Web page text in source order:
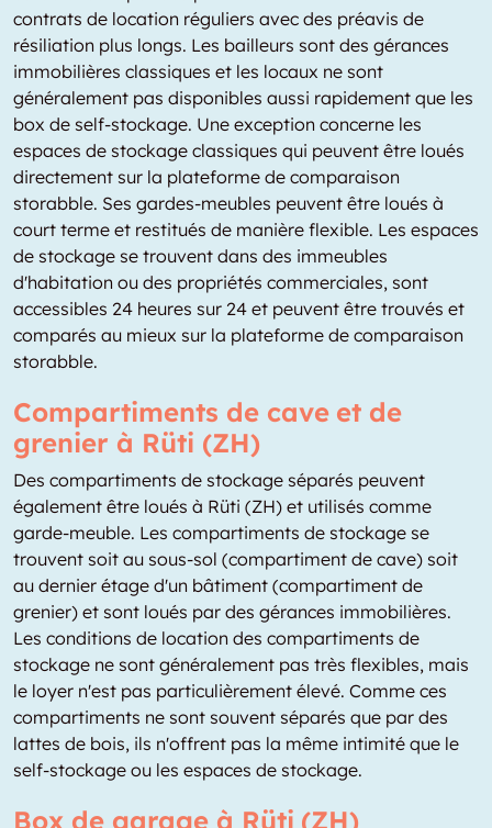
contrats de location réguliers avec des préavis de
résiliation plus longs. Les bailleurs sont des gérances
immobilières classiques et les locaux ne sont
généralement pas disponibles aussi rapidement que les
box de self-stockage. Une exception concerne les
espaces de stockage classiques qui peuvent être loués
directement sur la plateforme de comparaison
storabble. Ses gardes-meubles peuvent être loués à
court terme et restitués de manière flexible. Les espaces
de stockage se trouvent dans des immeubles
d'habitation ou des propriétés commerciales, sont
accessibles 24 heures sur 24 et peuvent être trouvés et
comparés au mieux sur la plateforme de comparaison
storabble.
Compartiments de cave et de
grenier à Rüti (ZH)
Des compartiments de stockage séparés peuvent
également être loués à Rüti (ZH) et utilisés comme
garde-meuble. Les compartiments de stockage se
trouvent soit au sous-sol (compartiment de cave) soit
au dernier étage d'un bâtiment (compartiment de
grenier) et sont loués par des gérances immobilières.
Les conditions de location des compartiments de
stockage ne sont généralement pas très flexibles, mais
le loyer n'est pas particulièrement élevé. Comme ces
compartiments ne sont souvent séparés que par des
lattes de bois, ils n'offrent pas la même intimité que le
self-stockage ou les espaces de stockage.
Box de garage à Rüti (ZH)